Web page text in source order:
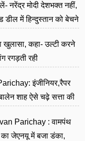
नरेंद्र मोदी देशभक्त नहीं,
डील में हिन्दुस्तान को बेचने
खुलासा, कहा- उल्टी करने
रगड़ती रही
इंजीनियर,रैपर
शाह ऐसे चढ़े सत्ता की
Parichay : वामपंथ
का जेएनयू में बजा डंका,